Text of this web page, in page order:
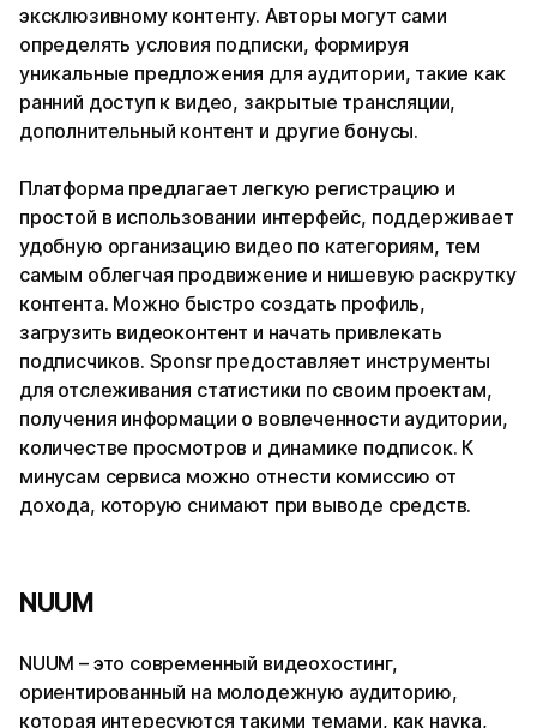
эксклюзивному контенту. Авторы могут сами
определять условия подписки, формируя
уникальные предложения для аудитории, такие как
ранний доступ к видео, закрытые трансляции,
дополнительный контент и другие бонусы.
Платформа предлагает легкую регистрацию и
простой в использовании интерфейс, поддерживает
удобную организацию видео по категориям, тем
самым облегчая продвижение и нишевую раскрутку
контента. Можно быстро создать профиль,
загрузить видеоконтент и начать привлекать
подписчиков. Sponsr предоставляет инструменты
для отслеживания статистики по своим проектам,
получения информации о вовлеченности аудитории,
количестве просмотров и динамике подписок. К
минусам сервиса можно отнести комиссию от
дохода, которую снимают при выводе средств.
NUUM
NUUM – это современный видеохостинг,
ориентированный на молодежную аудиторию,
которая интересуются такими темами, как наука,